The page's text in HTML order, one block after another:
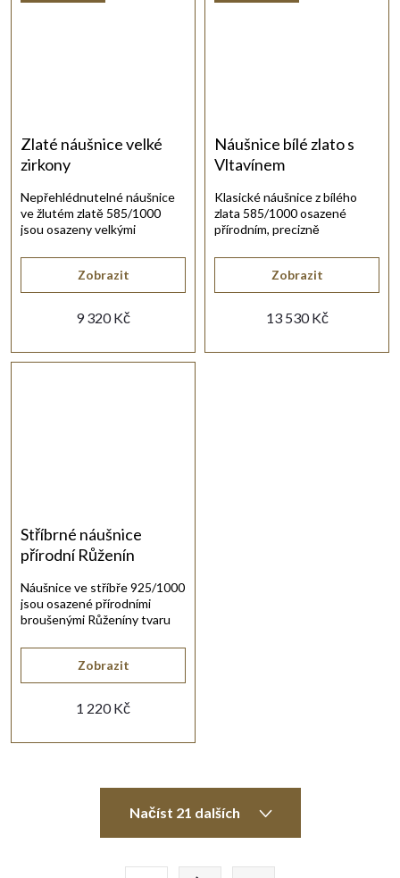
Zlaté náušnice velké
zirkony
9 320 Kč
Zobrazit
Nepřehlédnutelné náušnice
ve žlutém zlatě 585/1000
jsou osazeny velkými
Náušnice bílé zlato s
Vltavínem
13 530 Kč
Zobrazit
Klasické náušnice z bílého
zlata 585/1000 osazené
přírodním, precizně
Stříbrné náušnice
přírodní Růženín
1 220 Kč
Zobrazit
Náušnice ve stříbře 925/1000
jsou osazené přírodními
broušenými Růženíny tvaru
Načíst 21 dalších